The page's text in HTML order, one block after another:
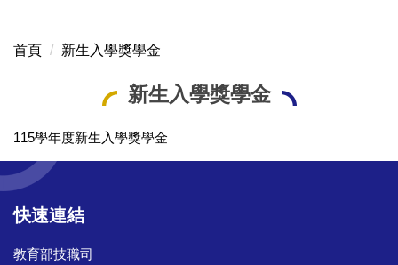
首頁 新生入學獎學金
新生入學獎學金
115學年度新生入學獎學金
快速連結
教育部技職司